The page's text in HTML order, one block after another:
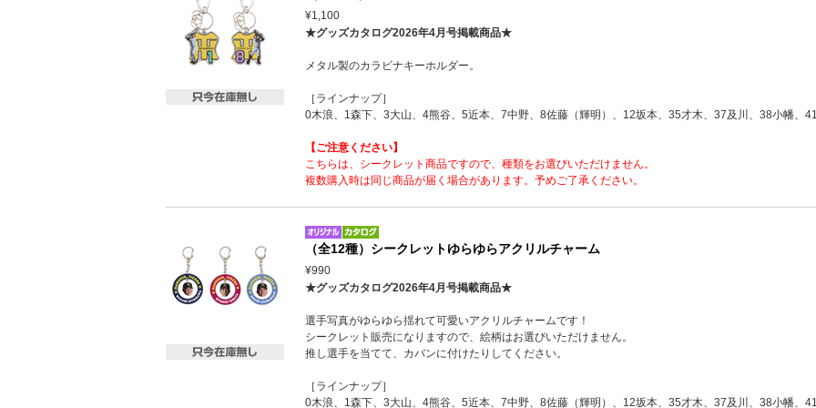
¥1,100
★グッズカタログ2026年4月号掲載商品★
メタル製のカラビナキーホルダー。
［ラインナップ］
0木浪、1森下、3大山、4熊谷、5近本、7中野、8佐藤（輝明）、12坂本、35才木、37及川、38小幡、
【ご注意ください】
こちらは、シークレット商品ですので、種類をお選びいただけません。
複数購入時は同じ商品が届く場合があります。予めご了承ください。
（全12種）シークレットゆらゆらアクリルチャーム
¥990
★グッズカタログ2026年4月号掲載商品★
選手写真がゆらゆら揺れて可愛いアクリルチャームです！
シークレット販売になりますので、絵柄はお選びいただけません。
推し選手を当てて、カバンに付けたりしてください。
［ラインナップ］
0木浪、1森下、3大山、4熊谷、5近本、7中野、8佐藤（輝明）、12坂本、35才木、37及川、38小幡、